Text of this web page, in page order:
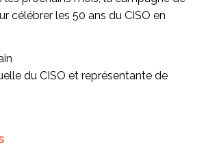
célébrer les 50 ans du CISO en
du CISO et représentante de